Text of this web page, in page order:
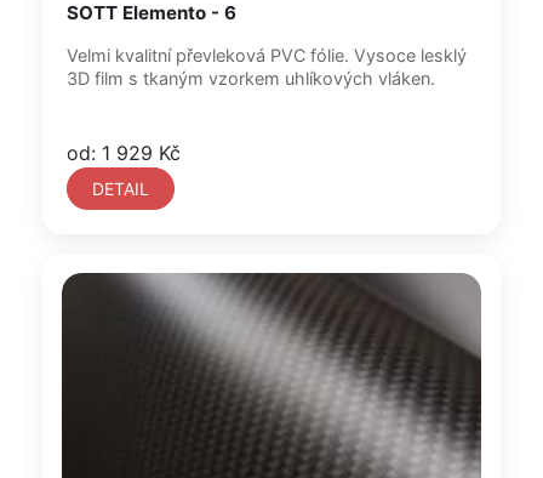
SOTT Elemento - 6
Velmi kvalitní převleková PVC fólie. Vysoce lesklý
3D film s tkaným vzorkem uhlíkových vláken.
od: 1 929 Kč
DETAIL